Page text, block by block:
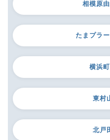
相模原
たまプラ
横浜
東村
北戸